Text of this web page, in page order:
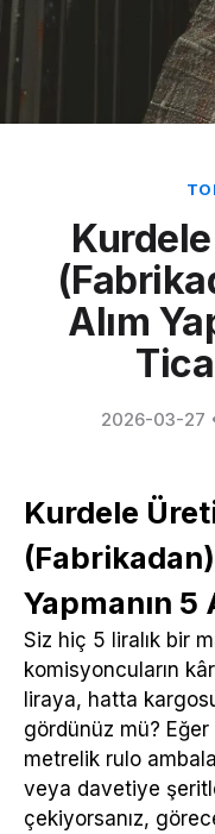
Alım
2026-03-27
Kurdele
Yapmanın 5
Siz hiç 5 liralık bir
komisyoncuların
liraya, hatta
gördünüz mü? Eğer
metrelik rulo
veya davetiye
çekiyorsanız,